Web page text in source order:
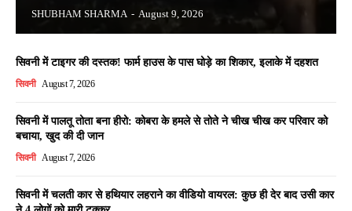
SHUBHAM SHARMA - August 9, 2026
सिवनी में टाइगर की दस्तक! फार्म हाउस के पास घोड़े का शिकार, इलाके में दहशत
सिवनी August 7, 2026
सिवनी में पालतू तोता बना हीरो: कोबरा के हमले से तोते ने चीख चीख कर परिवार को
बचाया, खुद की दी जान
सिवनी August 7, 2026
सिवनी में चलती कार से हथियार लहराने का वीडियो वायरल: कुछ ही देर बाद उसी कार